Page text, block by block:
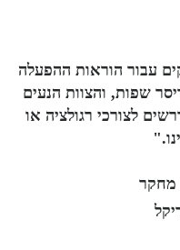
עבור הוראות ההפעלה
שפות, והצוות הנעים
לצורכי רגולציה או